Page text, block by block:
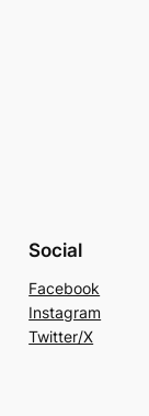
Social
Facebook
Instagram
Twitter/X